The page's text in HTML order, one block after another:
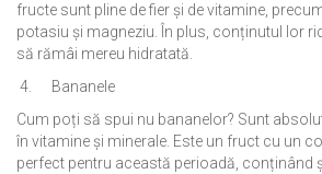
fructe sunt pline de fier și de vitamine,
potasiu și magneziu. În plus, conținutul lor
să rămâi mereu hidratată.
4. Bananele
Cum poți să spui nu bananelor? Sunt
în vitamine și minerale. Este un fruct cu un
perfect pentru această perioadă, conținând